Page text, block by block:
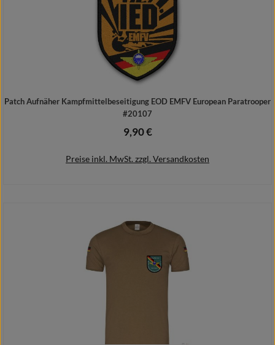
Patch Aufnäher Kampfmittelbeseitigung EOD EMFV European Paratrooper
#20107
Regulärer Preis:
9,90 €
Preise inkl. MwSt. zzgl. Versandkosten
In den Warenkorb